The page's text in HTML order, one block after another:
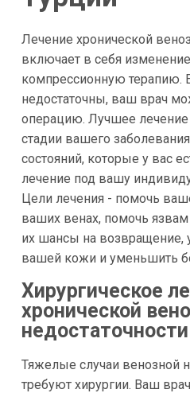
Лечение хронической
включает в себя
компрессионную терапию.
недостаточны, ваш врач
операцию. Лучшее лечение
стадии вашего
состояний, которые у вас
лечение под вашу
Цели лечения - помочь
ваших венах, помочь
их шансы на возвращение,
вашей кожи и уменьшить
Хирургическое
хронической
Тяжелые случаи венозной
требуют хирургии. Ваш